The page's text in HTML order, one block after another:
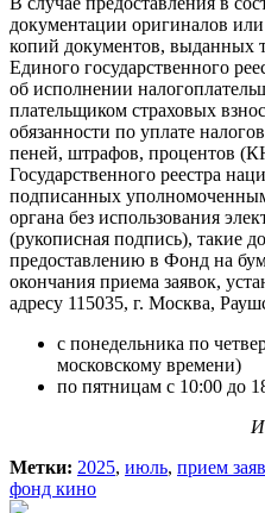
документации оригиналов
копий документов, выданных
Единого государственного
об исполнении
плательщиком страховых
обязанности по уплате
пеней, штрафов, процентов
Государственного реестра
подписанных
органа без использования
(рукописная подпись), такие
предоставлению в Фонд на
окончания приема заявок,
адресу 115035, г. Москва,
с понедельника по
московскому времени)
по пятницам с 10:00 до
Метки: 2025, июль, прием
фонд кино